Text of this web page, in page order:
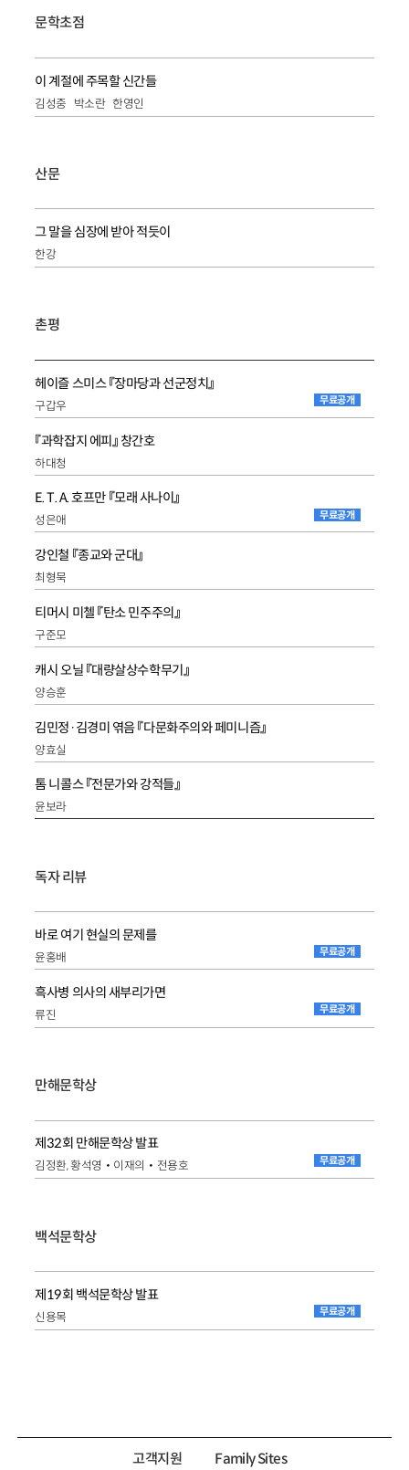
문학초점
이 계절에 주목할 신간들
김성중 박소란 한영인
산문
그 말을 심장에 받아 적듯이
한강
촌평
헤이즐 스미스 『장마당과 선군정치』
구갑우 무료공개
『과학잡지 에피』 창간호
하대청
E. T. A. 호프만 『모래 사나이』
성은애 무료공개
강인철 『종교와 군대』
최형묵
티머시 미첼 『탄소 민주주의』
구준모
캐시 오닐 『대량살상수학무기』
양승훈
김민정·김경미 엮음 『다문화주의와 페미니즘』
양효실
톰 니콜스 『전문가와 강적들』
윤보라
독자 리뷰
바로 여기 현실의 문제를
윤홍배 무료공개
흑사병 의사의 새부리가면
류진 무료공개
만해문학상
제32회 만해문학상 발표
김정환, 황석영‧이재의‧전용호 무료공개
백석문학상
제19회 백석문학상 발표
신용목 무료공개
고객지원 Family Sites